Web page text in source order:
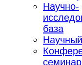
Научно-
база